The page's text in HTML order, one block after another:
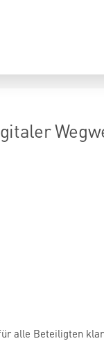
alle Beteiligten